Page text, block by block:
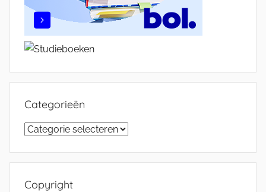
Categorieën
Categorieën
Copyright